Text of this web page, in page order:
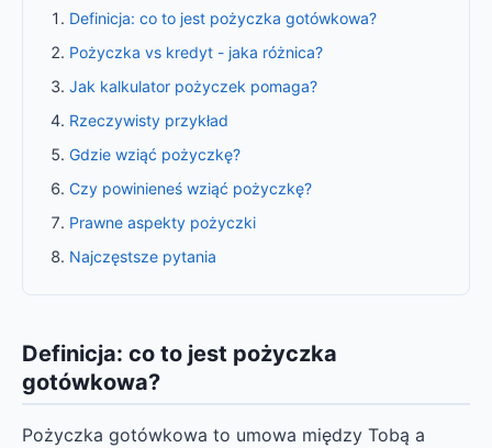
Definicja: co to jest pożyczka gotówkowa?
Pożyczka vs kredyt - jaka różnica?
Jak kalkulator pożyczek pomaga?
Rzeczywisty przykład
Gdzie wziąć pożyczkę?
Czy powinieneś wziąć pożyczkę?
Prawne aspekty pożyczki
Najczęstsze pytania
Definicja: co to jest pożyczka
gotówkowa?
Pożyczka gotówkowa to umowa między Tobą a